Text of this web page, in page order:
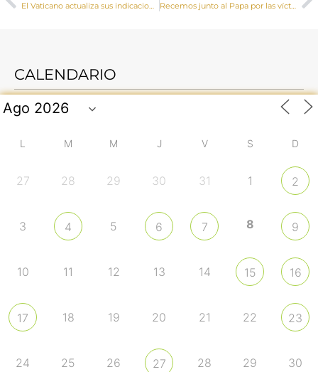
El Vaticano actualiza sus indicaciones para Semana Santa Recemos junto al Papa por las víctimas de #Covid_19 y recibamos Indulgencia Plenaria y la Bendición Urbi et Orbi
CALENDARIO
L M M J V S D
27 28 29 30 31 1 2
3 4 5 6 7 8 9
10 11 12 13 14 15 16
17 18 19 20 21 22 23
24 25 26 27 28 29 30